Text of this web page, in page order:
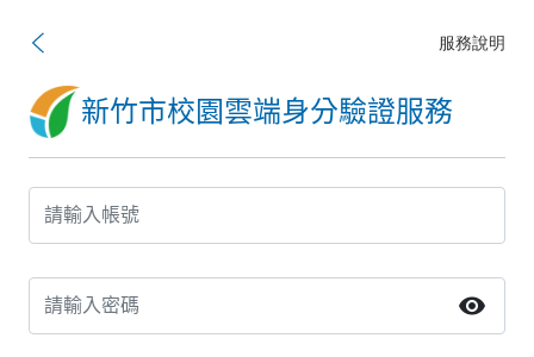
服務說明
新竹市校園雲端身分驗證服務
visibility